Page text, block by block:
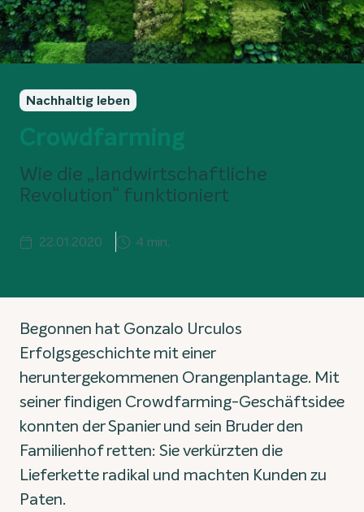
Nachhaltig leben
Crowdfarming
Wie die „landwirtschaftliche
Revolution“ funktioniert
22.01.2020 4 min.
Begonnen hat Gonzalo Urculos
Erfolgsgeschichte mit einer
heruntergekommenen Orangenplantage. Mit
seiner findigen Crowdfarming-Geschäftsidee
konnten der Spanier und sein Bruder den
Familienhof retten: Sie verkürzten die
Lieferkette radikal und machten Kunden zu
Paten.